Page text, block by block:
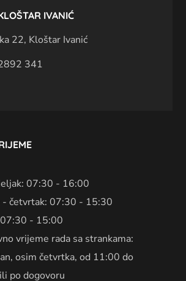
IVANIĆ
22, Kloštar Ivanić
341
07:30 - 16:00
- četvrtak: 07:30 - 15:30
- 15:00
vrijeme rada sa strankama:
osim četvrtka, od 11:00 do
po dogovoru